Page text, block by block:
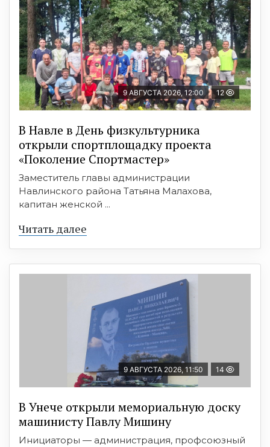
9 АВГУСТА 2026, 12:00 12
В Навле в День физкультурника
открыли спортплощадку проекта
«Поколение Спортмастер»
Заместитель главы администрации
Навлинского района Татьяна Малахова,
капитан женской ...
Читать далее
9 АВГУСТА 2026, 11:50 14
В Унече открыли мемориальную доску
машинисту Павлу Мишину
Инициаторы — администрация, профсоюзный